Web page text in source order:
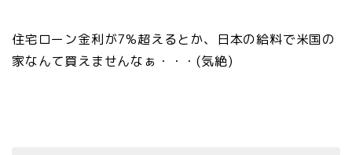
住宅ローン金利が7%超えるとか、日本の給料で米国の
家なんて買えませんなぁ・・・(気絶)